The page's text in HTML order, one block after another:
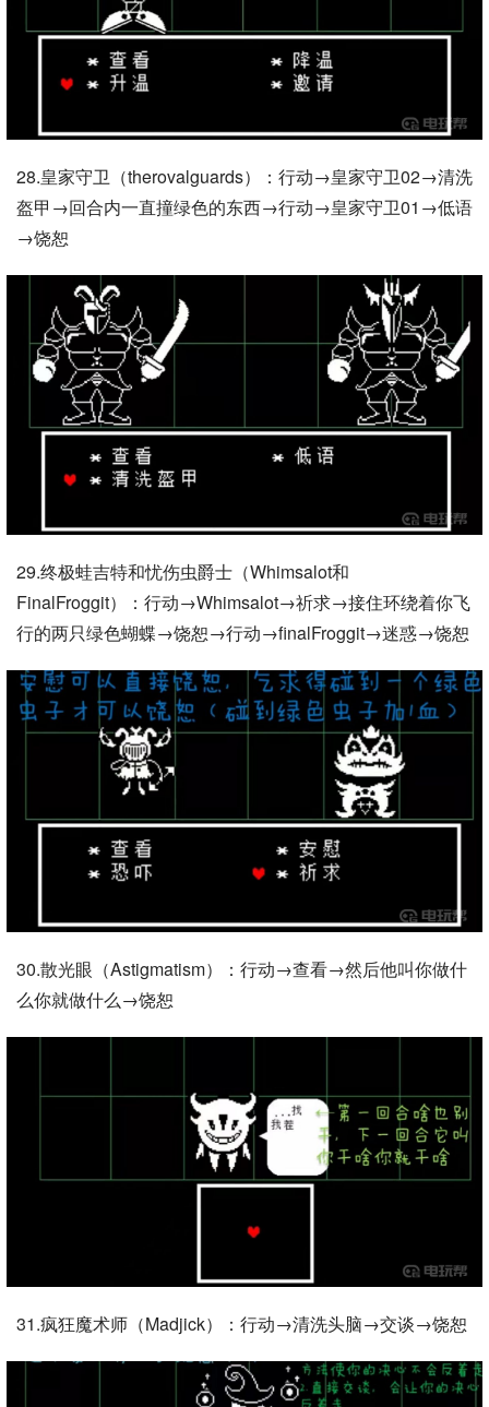
28.皇家守卫（therovalguards）：行动→皇家守卫02→清洗
盔甲→回合内一直撞绿色的东西→行动→皇家守卫01→低语
→饶恕
29.终极蛙吉特和忧伤虫爵士（Whimsalot和
FinalFroggit）：行动→Whimsalot→祈求→接住环绕着你飞
行的两只绿色蝴蝶→饶恕→行动→finalFroggit→迷惑→饶恕
30.散光眼（Astigmatism）：行动→查看→然后他叫你做什
么你就做什么→饶恕
31.疯狂魔术师（Madjick）：行动→清洗头脑→交谈→饶恕